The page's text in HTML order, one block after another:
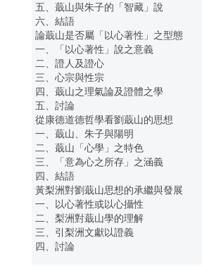
五、蕺山與朱子的「智藏」說
六、結語
論蕺山是否屬「以心著性」之型態
一、「以心著性」說之意義
二、證人及證心
三、心宗與性宗
四、蕺山之理氣論及證體之學
五、討論
從康德道德哲學看劉蕺山的思想
一、蕺山、朱子與陽明
二、蕺山「心學」之特色
三、「意為心之所存」之涵義
四、結語
黃梨洲對劉蕺山思想的承繼與發展
一、以心著性或以心攝性
二、梨洲對蕺山學的理解
三、引梨洲文獻以證義
四、討論